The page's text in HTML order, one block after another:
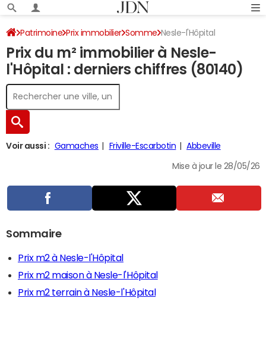
Patrimoine Prix immobilier Somme Nesle-l'Hôpital
Prix du m² immobilier à Nesle-
l'Hôpital : derniers chiffres (80140)
Voir aussi : Gamaches Friville-Escarbotin Abbeville
Mise à jour le 28/05/26
Sommaire
Prix m2 à Nesle-l'Hôpital
Prix m2 maison à Nesle-l'Hôpital
Prix m2 terrain à Nesle-l'Hôpital